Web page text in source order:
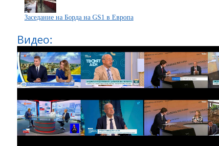
Заседание на Борда на GS1 в Европа
Видео: